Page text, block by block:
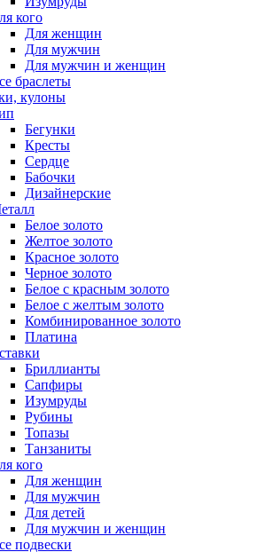
кого
Для женщин
Для мужчин
Для мужчин и женщин
браслеты
кулоны
Бегунки
Кресты
Сердце
Бабочки
Дизайнерские
Белое золото
Желтое золото
Красное золото
Черное золото
Белое с красным золото
Белое с желтым золото
Комбинированное золото
Платина
Бриллианты
Сапфиры
Изумруды
Рубины
Топазы
Танзаниты
кого
Для женщин
Для мужчин
Для детей
Для мужчин и женщин
подвески